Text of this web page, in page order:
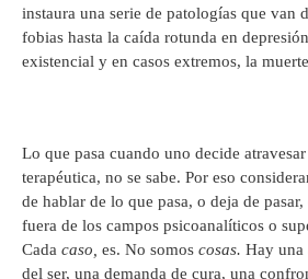
instaura una serie de patologías que van
fobias hasta la caída rotunda en
existencial y en casos extremos, la
Lo que pasa cuando uno decide
terapéutica, no se sabe. Por eso
de hablar de lo que pasa, o deja de
fuera de los campos psicoanalíticos o
Cada caso, es. No somos cosas. Hay
del ser, una demanda de cura, una